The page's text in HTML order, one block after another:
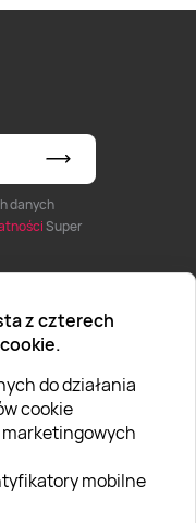
z czterech
do działania
cookie
mobilne
danych
Super